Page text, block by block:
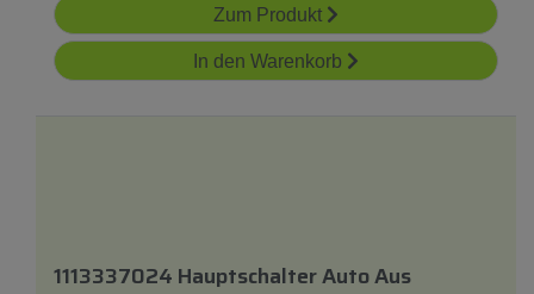
Zum Produkt
In den Warenkorb
1113337024 Hauptschalter Auto Aus